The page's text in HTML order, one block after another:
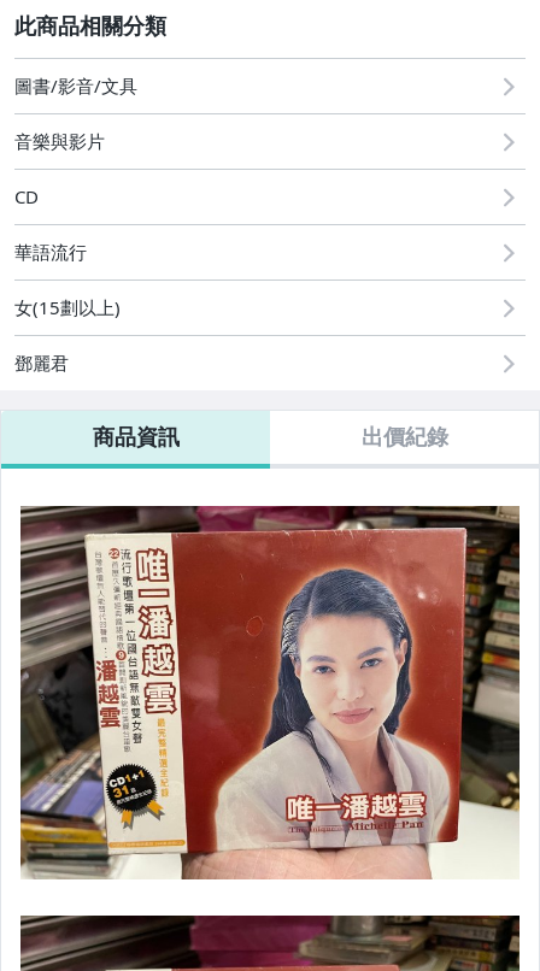
圖書/影音/文具
古董、藝術與礦石
運動、戶外與休閒
圖書/影音/文具
音樂與影片
CD
華語流行
女(15劃以上)
鄧麗君
商品資訊 出價紀錄